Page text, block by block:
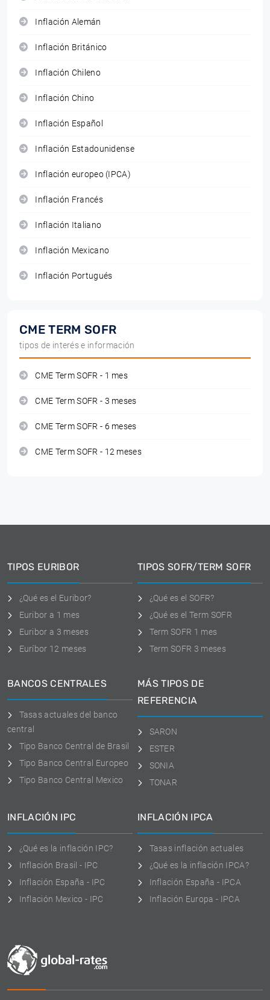
Inflación Alemán
Inflación Británico
Inflación Chileno
Inflación Chino
Inflación Español
Inflación Estadounidense
Inflación europeo (IPCA)
Inflación Francés
Inflación Italiano
Inflación Mexicano
Inflación Portugués
CME TERM SOFR
tipos de interés e información
CME Term SOFR - 1 mes
CME Term SOFR - 3 meses
CME Term SOFR - 6 meses
CME Term SOFR - 12 meses
TIPOS EURIBOR
¿Qué es el Euribor?
Euribor a 1 mes
Euribor a 3 meses
Euríbor 12 meses
TIPOS SOFR/TERM SOFR
¿Qué es el SOFR?
¿Qué es el Term SOFR
Term SOFR 1 mes
Term SOFR 3 meses
BANCOS CENTRALES
Tasas actuales del banco
central
Tipo Banco Central de Brasil
Tipo Banco Central Europeo
Tipo Banco Central Mexico
MÁS TIPOS DE
REFERENCIA
SARON
ESTER
SONIA
TONAR
INFLACIÓN IPC
¿Qué es la inflación IPC?
Inflación Brasil - IPC
Inflación España - IPC
Inflación Mexico - IPC
INFLACIÓN IPCA
Tasas inflación actuales
¿Qué es la inflación IPCA?
Inflación España - IPCA
Inflación Europa - IPCA